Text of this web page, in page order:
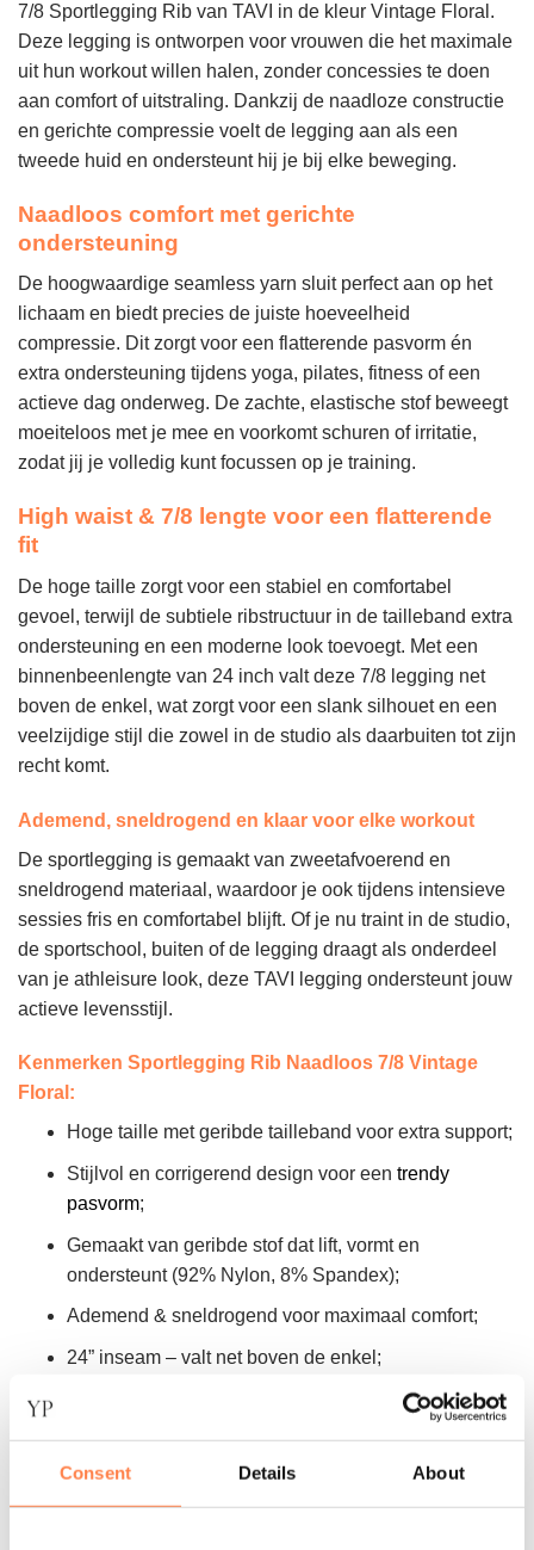
Consent Details About
7/8 Sportlegging Rib van TAVI in de kleur Vintage Floral.
Deze legging is ontworpen voor vrouwen die het maximale
uit hun workout willen halen, zonder concessies te doen
aan comfort of uitstraling. Dankzij de naadloze constructie
en gerichte compressie voelt de legging aan als een
tweede huid en ondersteunt hij je bij elke beweging.
Naadloos comfort met gerichte
ondersteuning
De hoogwaardige seamless yarn sluit perfect aan op het
lichaam en biedt precies de juiste hoeveelheid
compressie. Dit zorgt voor een flatterende pasvorm én
extra ondersteuning tijdens yoga, pilates, fitness of een
actieve dag onderweg. De zachte, elastische stof beweegt
moeiteloos met je mee en voorkomt schuren of irritatie,
zodat jij je volledig kunt focussen op je training.
High waist & 7/8 lengte voor een flatterende
fit
De hoge taille zorgt voor een stabiel en comfortabel
gevoel, terwijl de subtiele ribstructuur in de tailleband extra
ondersteuning en een moderne look toevoegt. Met een
binnenbeenlengte van 24 inch valt deze 7/8 legging net
boven de enkel, wat zorgt voor een slank silhouet en een
veelzijdige stijl die zowel in de studio als daarbuiten tot zijn
recht komt.
Ademend, sneldrogend en klaar voor elke workout
De sportlegging is gemaakt van zweetafvoerend en
sneldrogend materiaal, waardoor je ook tijdens intensieve
sessies fris en comfortabel blijft. Of je nu traint in de studio,
de sportschool, buiten of de legging draagt als onderdeel
van je athleisure look, deze TAVI legging ondersteunt jouw
actieve levensstijl.
Kenmerken Sportlegging Rib Naadloos 7/8 Vintage
Floral:
Hoge taille met geribde tailleband voor extra support;
Stijlvol en corrigerend design voor een trendy
pasvorm;
Gemaakt van geribde stof dat lift, vormt en
ondersteunt (92% Nylon, 8% Spandex);
Ademend & sneldrogend voor maximaal comfort;
24” inseam – valt net boven de enkel;
Flatlock (liggende) naden voor comfort en
Kleur: Zwart met rode, witte en groene accenten;
Patroon: Bloemen.